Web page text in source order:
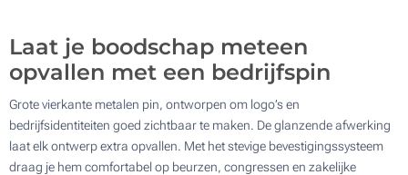
Laat je boodschap meteen
opvallen met een bedrijfspin
Grote vierkante metalen pin, ontworpen om logo’s en
bedrijfsidentiteiten goed zichtbaar te maken. De glanzende afwerking
laat elk ontwerp extra opvallen. Met het stevige bevestigingssysteem
draag je hem comfortabel op beurzen, congressen en zakelijke